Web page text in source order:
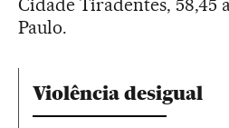
Cidade Tiradentes, 58,45
Paulo.
Violência desigual